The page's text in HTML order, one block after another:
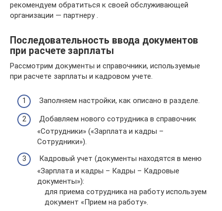
рекомендуем обратиться к своей обслуживающей
организации — партнеру .
Последовательность ввода документов
при расчете зарплаты
Рассмотрим документы и справочники, используемые
при расчете зарплаты и кадровом учете.
Заполняем настройки, как описано в разделе.
Добавляем нового сотрудника в справочник
«Сотрудники» («Зарплата и кадры –
Сотрудники»).
Кадровый учет (документы находятся в меню
«Зарплата и кадры – Кадры – Кадровые
документы»):
для приема сотрудника на работу используем
документ «Прием на работу».